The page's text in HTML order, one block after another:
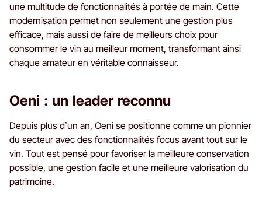
une multitude de fonctionnalités à portée de main. Cette
modernisation permet non seulement une gestion plus
efficace, mais aussi de faire de meilleurs choix pour
consommer le vin au meilleur moment, transformant ainsi
chaque amateur en véritable connaisseur.
Oeni : un leader reconnu
Depuis plus d’un an, Oeni se positionne comme un pionnier
du secteur avec des fonctionnalités focus avant tout sur le
vin. Tout est pensé pour favoriser la meilleure conservation
possible, une gestion facile et une meilleure valorisation du
patrimoine.